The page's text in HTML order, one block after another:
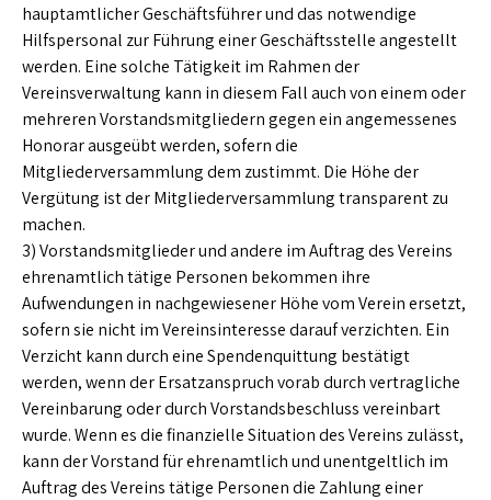
hauptamtlicher Geschäftsführer und das notwendige
Hilfspersonal zur Führung einer Geschäftsstelle angestellt
werden. Eine solche Tätigkeit im Rahmen der
Vereinsverwaltung kann in diesem Fall auch von einem oder
mehreren Vorstandsmitgliedern gegen ein angemessenes
Honorar ausgeübt werden, sofern die
Mitgliederversammlung dem zustimmt. Die Höhe der
Vergütung ist der Mitgliederversammlung transparent zu
machen.
3) Vorstandsmitglieder und andere im Auftrag des Vereins
ehrenamtlich tätige Personen bekommen ihre
Aufwendungen in nachgewiesener Höhe vom Verein ersetzt,
sofern sie nicht im Vereinsinteresse darauf verzichten. Ein
Verzicht kann durch eine Spendenquittung bestätigt
werden, wenn der Ersatzanspruch vorab durch vertragliche
Vereinbarung oder durch Vorstandsbeschluss vereinbart
wurde. Wenn es die finanzielle Situation des Vereins zulässt,
kann der Vorstand für ehrenamtlich und unentgeltlich im
Auftrag des Vereins tätige Personen die Zahlung einer